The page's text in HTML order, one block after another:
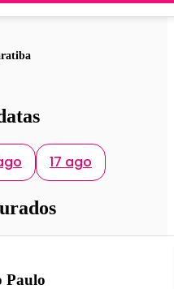
17 ago
Paulo